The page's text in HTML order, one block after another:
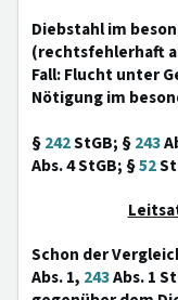
Diebstahl im
(rechtsfehlerhaft
Fall: Flucht unter
Nötigung im
§242StGB; §243
Abs. 4 StGB; §52
Schon der
Abs. 1, 243Abs. 1